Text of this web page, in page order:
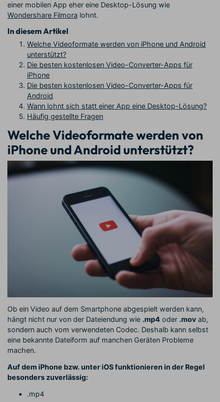
einer mobilen App eher eine Desktop-Lösung wie
Wondershare Filmora lohnt.
In diesem Artikel
Welche Videoformate werden von iPhone und Android
unterstützt?
Die besten kostenlosen Video-Converter-Apps für
iPhone
Die besten kostenlosen Video-Converter-Apps für
Android
Wann lohnt sich statt einer App eine Desktop-Lösung?
Häufig gestellte Fragen
Welche Videoformate werden von
iPhone und Android unterstützt?
Ob ein Video auf dem Smartphone abgespielt werden kann,
hängt nicht nur von der Dateiendung wie .mp4 oder .mov ab,
sondern auch vom verwendeten Codec. Deshalb kann selbst
eine bekannte Dateiform auf manchen Geräten Probleme
machen.
Auf dem iPhone bzw. unter iOS funktionieren in der Regel
besonders zuverlässig:
.mp4